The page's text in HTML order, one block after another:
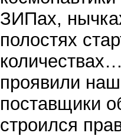
ЗИПах,
полостях
проявили
поставщики
строился